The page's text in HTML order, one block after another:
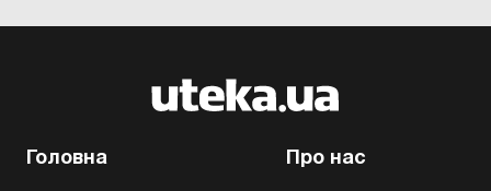
Головна Про нас